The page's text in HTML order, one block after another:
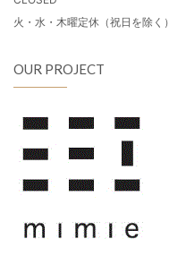
火・水・木曜定休（祝日を除く）
OUR PROJECT